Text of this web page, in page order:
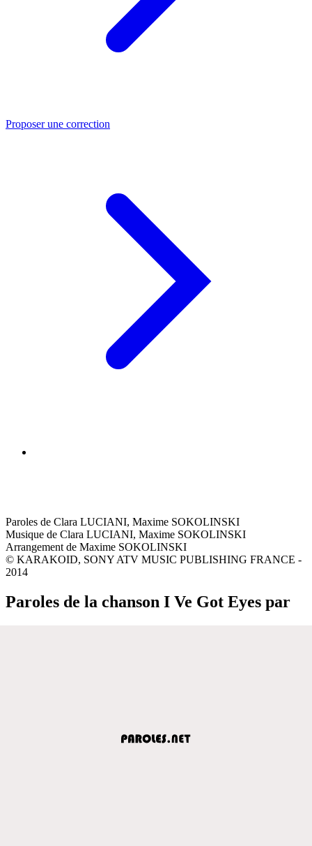
Proposer une correction
Paroles de Clara LUCIANI, Maxime SOKOLINSKI
Musique de Clara LUCIANI, Maxime SOKOLINSKI
Arrangement de Maxime SOKOLINSKI
© KARAKOID, SONY ATV MUSIC PUBLISHING FRANCE -
2014
Paroles de la chanson I Ve Got Eyes par